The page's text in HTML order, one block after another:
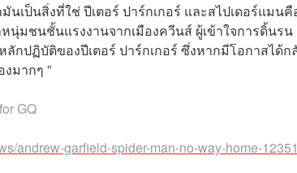
เป็นสิ่งที่ใช่ ปีเตอร์ ปาร์กเกอร์ และสไปเดอร์แมน
นุ่มชนชั้นแรงงานจากเมืองควีนส์ ผู้เข้าใจการดิ้นร
กปฏิบัติของปีเตอร์ ปาร์กเกอร์ ซึ่งหากมีโอกาสได้ก
มากๆ ”
GQ
andrew-garfield-spider-man-no-way-home-